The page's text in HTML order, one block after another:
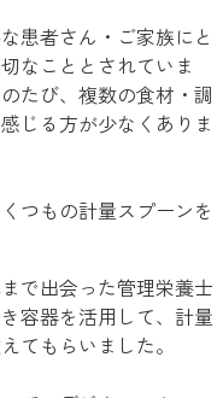
患者さん・ご家族にと
なこととされていま
たび、複数の食材・調
じる方が少なくありま
つもの計量スプーンを
で出会った管理栄養士
容器を活用して、計量
てもらいました。